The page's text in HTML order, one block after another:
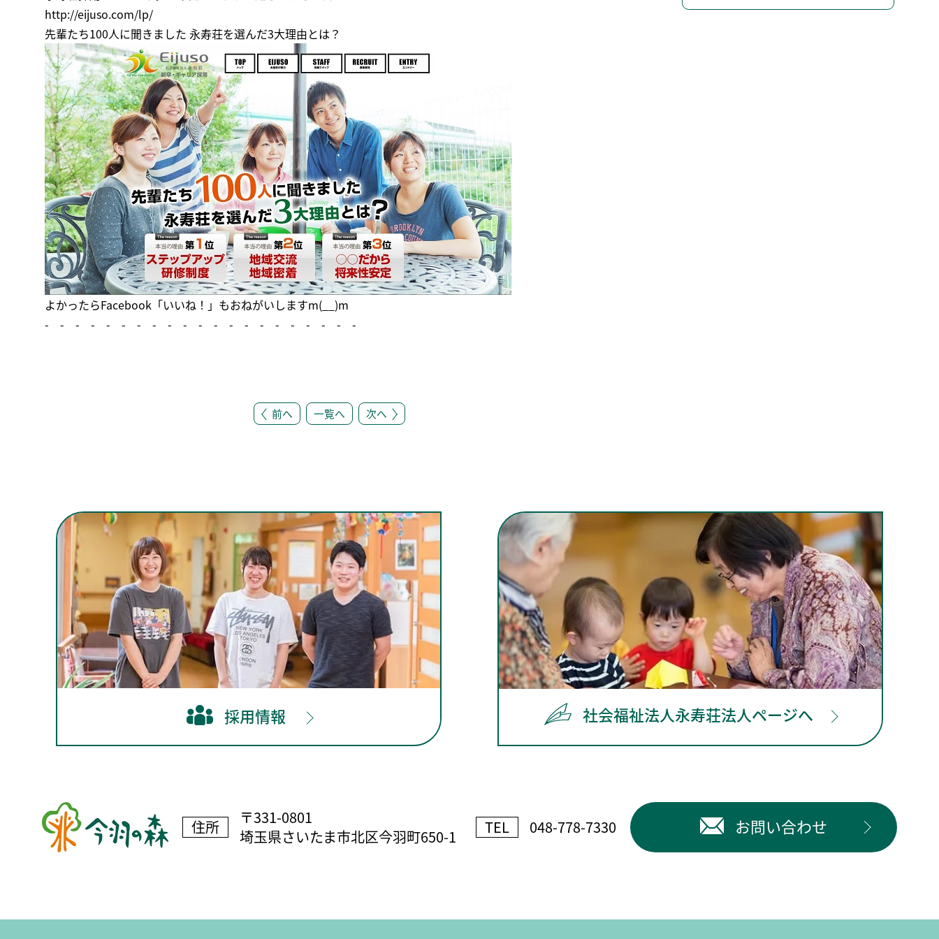
http://eijuso.com/lp/
先輩たち100人に聞きました 永寿荘を選んだ3大理由とは？
よかったらFacebook「いいね！」 もおねがいしますm(__)m
- - - - - - - - - - - - - - - - - - - - -
前へ 一覧へ 次へ
採用情報 社会福祉法人永寿荘法人ページへ
住所
〒331-0801
埼玉県さいたま市北区今羽町650-1
TEL 048-778-7330 お問い合わせ